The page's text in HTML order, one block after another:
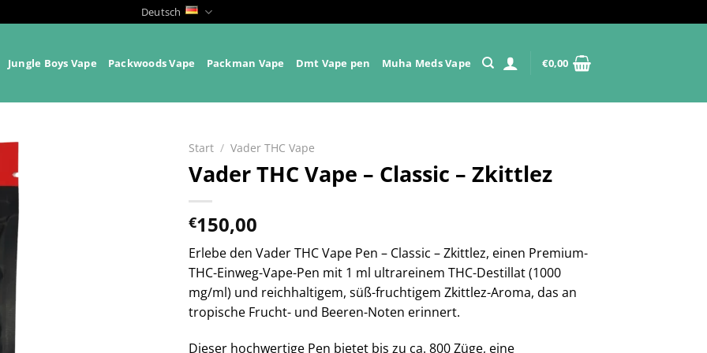
Deutsch
Jungle Boys Vape Packwoods Vape Packman Vape Dmt Vape pen Muha Meds Vape €0,00
Start / Vader THC Vape
Vader THC Vape – Classic – Zkittlez
€150,00
Erlebe den Vader THC Vape Pen – Classic – Zkittlez, einen Premium-
THC-Einweg-Vape-Pen mit 1 ml ultrareinem THC-Destillat (1000
mg/ml) und reichhaltigem, süß-fruchtigem Zkittlez-Aroma, das an
tropische Frucht- und Beeren-Noten erinnert.
Dieser hochwertige Pen bietet bis zu ca. 800 Züge, eine